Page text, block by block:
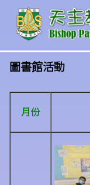
圖書館活動
月份